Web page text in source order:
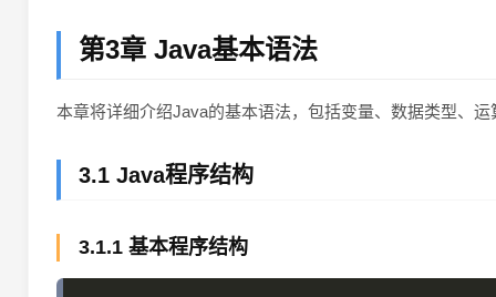
第3章 Java基本语法
本章将详细介绍Java的基本语法，包括变量、数据类型、
3.1 Java程序结构
3.1.1 基本程序结构